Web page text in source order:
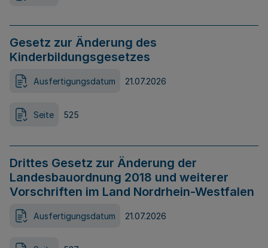
Gesetz zur Änderung des
Kinderbildungsgesetzes
Ausfertigungsdatum 21.07.2026
Seite 525
Drittes Gesetz zur Änderung der
Landesbauordnung 2018 und weiterer
Vorschriften im Land Nordrhein-Westfalen
Ausfertigungsdatum 21.07.2026